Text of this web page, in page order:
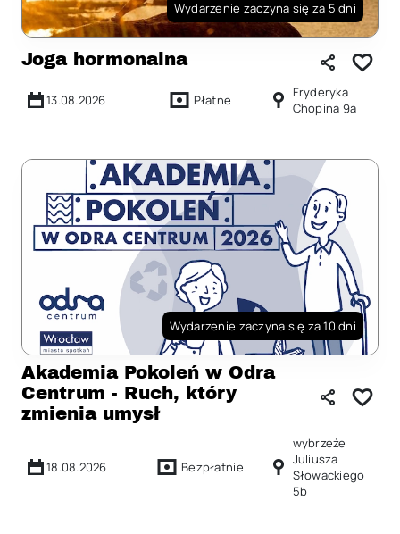
Wydarzenie zaczyna się za 5 dni
Joga hormonalna
13.08.2026 Płatne
Fryderyka
Chopina 9a
Wydarzenie zaczyna się za 10 dni
Akademia Pokoleń w Odra
Centrum - Ruch, który
zmienia umysł
18.08.2026 Bezpłatnie
wybrzeże
Juliusza
Słowackiego
5b